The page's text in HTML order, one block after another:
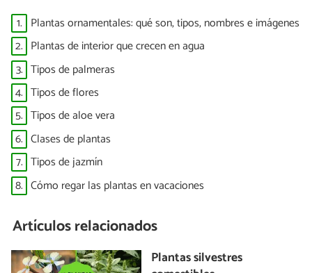
1. Plantas ornamentales: qué son, tipos, nombres e imágenes
2. Plantas de interior que crecen en agua
3. Tipos de palmeras
4. Tipos de flores
5. Tipos de aloe vera
6. Clases de plantas
7. Tipos de jazmín
8. Cómo regar las plantas en vacaciones
Artículos relacionados
Plantas silvestres